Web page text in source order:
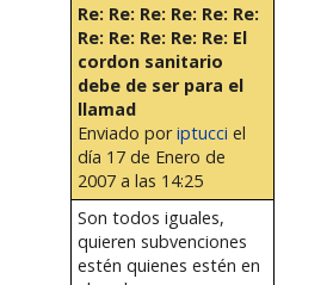
Re: Re: Re: Re: Re: Re:
Re: Re: Re: Re: Re: El
cordon sanitario
debe de ser para el
llamad
Enviado poriptucci el
día 17 de Enero de
2007 a las 14:25
Son todos iguales,
quieren subvenciones
estén quienes estén en